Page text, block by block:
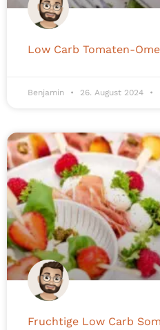
Low Carb Tomaten-
Benjamin 26. August 2024
Fruchtige Low Carb